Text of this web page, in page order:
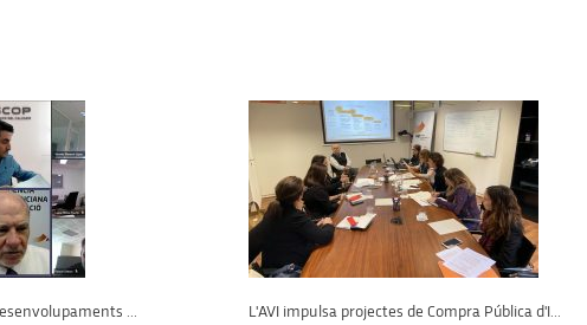
... L'AVI impulsa projectes de Compra Pública d'I...